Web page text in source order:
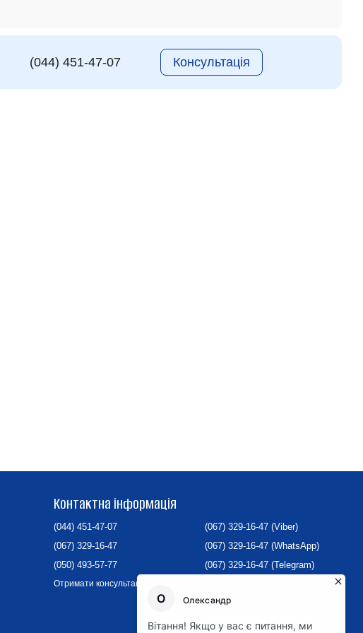
(044) 451-47-07 Консультація
Контактна інформація
(044) 451-47-07
(067) 329-16-47
(050) 493-57-77
Отримати консультацію
(067) 329-16-47 (Viber)
(067) 329-16-47 (WhatsApp)
(067) 329-16-47 (Telegram)
87А, БЦ «Межигірський»